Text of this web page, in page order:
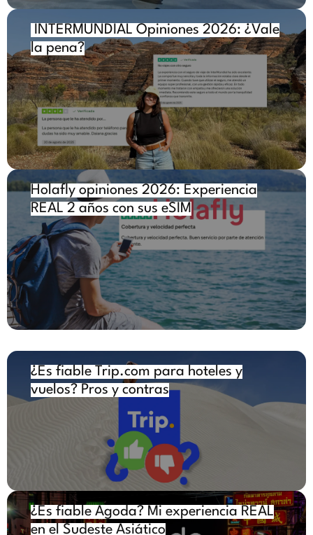
INTERMUNDIAL Opiniones 2026: ¿Vale
la pena?
Holafly opiniones 2026: Experiencia
REAL 2 años con sus eSIM
¿Es fiable Trip.com para hoteles y
vuelos? Pros y contras
¿Es fiable Agoda? Mi experiencia REAL
en el Sudeste Asiático